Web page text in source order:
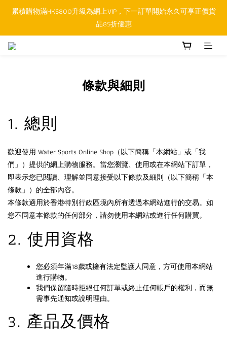
順豐香港SFHK APP取件通知功能將取代SMS短訊
累積購物滿HK$800升級為網上VIP，下一訂單開始永久可享正價貨
品85折優惠
順豐香港SFHK APP取件通知功能將取代SMS短訊
條款與細則
1. 總則
歡迎使用 Water Sports Online Shop（以下簡稱「本網站」或「我
們」）提供的網上購物服務。當您瀏覽、使用或在本網站下訂單，
即表示您已閱讀、理解並同意接受以下條款及細則（以下簡稱「本
條款」）的全部內容。
本條款適用於香港特別行政區境內所有透過本網站進行的交易。如
您不同意本條款的任何部分，請勿使用本網站或進行任何購買。
2. 使用資格
您必須年滿18歲或擁有法定監護人同意，方可使用本網站
進行購物。
我們保留隨時拒絕任何訂單或終止任何帳戶的權利，而無
需事先通知或說明理由。
3. 產品及價格